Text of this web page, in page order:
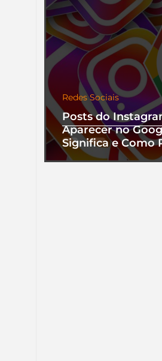
Posts do
Aparecer no
Significa e Como
Perfil
Redes Sociais